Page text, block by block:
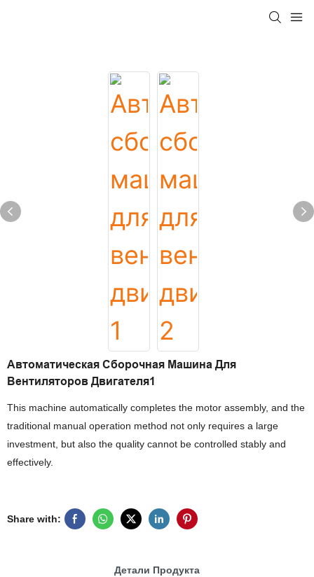
Автоматическая Сборочная Машина Для
Вентиляторов Двигателя1
This machine automatically completes the motor assembly, and the
traditional manual operation method not only requires a large
investment, but also the quality cannot be controlled stably and
effectively.
Share with:
Детали Продукта